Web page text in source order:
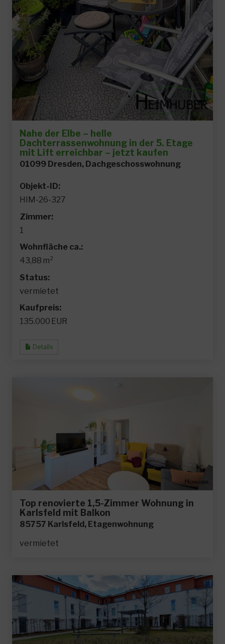
Nahe der Elbe – helle
Dachterrassenwohnung in der 5. Etage
mit Lift erreichbar – jetzt kaufen
01099 Dresden, Dachgeschosswohnung
Objekt-ID:
HIM-26-327
Zimmer:
1
Wohnfläche ca.:
43,88 m²
Status:
vermietet
Kaufpreis:
135.000 EUR
Details
Top renovierte 1,5-Zimmer Wohnung in
Karlsfeld mit Balkon
85757 Karlsfeld, Etagenwohnung
vermietet